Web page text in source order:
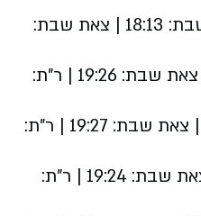
כניסת שבת: 18:13 | צאת שבת:
חיפה - כניסת שבת: 18:20 | צאת שבת: 19:26 | ר"ת:
אשדוד - כניסת שבת: 18:29 | צאת שבת: 19:27 | ר"ת:
צפת - כניסת שבת: 18:21 | צאת שבת: 19:24 | ר"ת: